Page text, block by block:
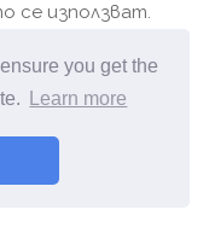
you get the
Learn more
се използват.
се
окото.
за мека
че
трябва да са